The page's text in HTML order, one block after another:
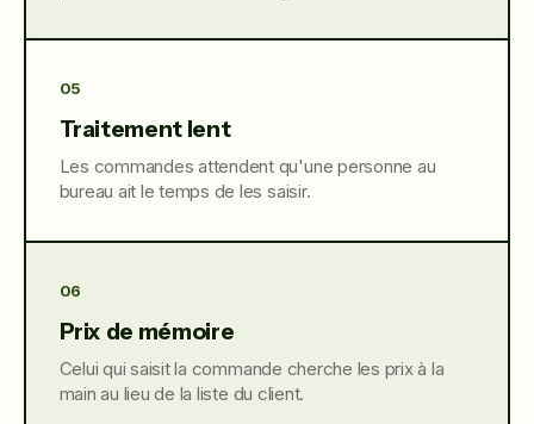
05
Traitement lent
Les commandes attendent qu'une personne au
bureau ait le temps de les saisir.
06
Prix de mémoire
Celui qui saisit la commande cherche les prix à la
main au lieu de la liste du client.